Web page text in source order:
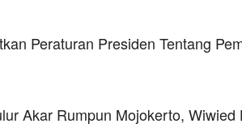
Peraturan Presiden Tentang
Akar Rumpun Mojokerto, Wiwied